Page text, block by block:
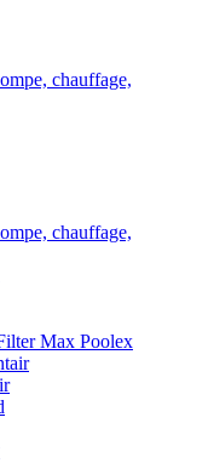
chauffage,
chauffage,
Max Poolex